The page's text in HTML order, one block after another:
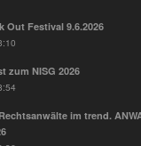
Out Festival 9.6.2026
zum NISG 2026
im trend.